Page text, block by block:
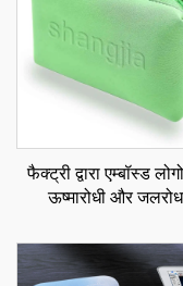
फैक्ट्री द्वारा एम्बॉस्ड
ऊष्मारोधी और
निओप्रीन मेकअप बैग,